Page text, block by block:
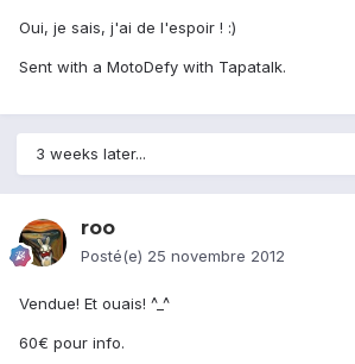
Oui, je sais, j'ai de l'espoir ! :)
Sent with a MotoDefy with Tapatalk.
3 weeks later...
roo
Posté(e) 25 novembre 2012
Vendue! Et ouais! ^_^
60€ pour info.